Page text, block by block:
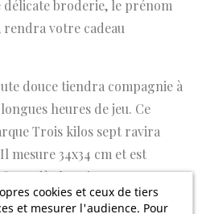
cookies et ceux de tiers
et mesurer l'audience. Pour
délicate broderie, le prénom
votre cadeau
douce tiendra compagnie à
heures de jeu. Ce
Trois kilos sept ravira
34x34 cm et est
dès la naissance.